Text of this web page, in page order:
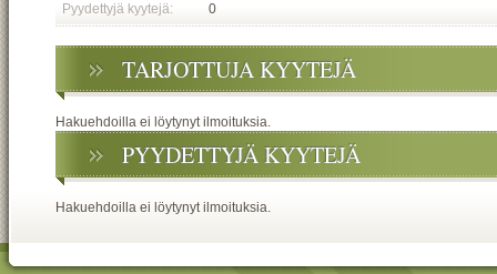
Pyydettyjä kyytejä: 0
TARJOTTUJA KYYTEJÄ
Hakuehdoilla ei löytynyt ilmoituksia.
PYYDETTYJÄ KYYTEJÄ
Hakuehdoilla ei löytynyt ilmoituksia.